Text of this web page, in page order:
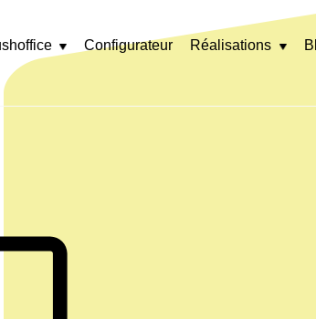
Rozwiń
menu
Configurateur RéalisationsRozwiń